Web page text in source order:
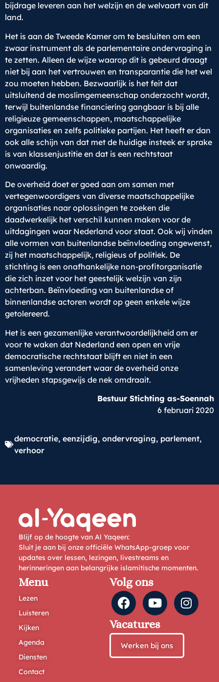
bijdrage leveren aan het welzijn en de welvaart van dit
land.
Het is aan de Tweede Kamer om te besluiten om een
zwaar instrument als de parlementaire ondervraging in
te zetten. Alleen de wijze waarop dit is gebeurd draagt
niet bij aan het vertrouwen en transparantie die het wel
zou moeten hebben. Bezwaarlijk is het feit dat
uitsluitend de moslimgemeenschap onderzocht wordt,
terwijl buitenlandse financiering gangbaar is bij alle
religieuze gemeenschappen, maatschappelijke
organisaties en zelfs politieke partijen. Het heeft er dan
ook alle schijn van dat met de huidige insteek er sprake
is van klassenjustitie en dat is een rechtstaat
onwaardig.
De overheid doet er goed aan om samen met
vertegenwoordigers van diverse maatschappelijke
organisaties naar oplossingen te zoeken die
daadwerkelijk het verschil kunnen maken voor de
uitdagingen waar Nederland voor staat. Ook wij vinden
alle vormen van buitenlandse beïnvloeding ongewenst,
zij het maatschappelijk, religieus of politiek. De
stichting is een onafhankelijke non-profitorganisatie
die zich inzet voor het geestelijk welzijn van zijn
achterban. Beïnvloeding van buitenlandse of
binnenlandse actoren wordt op geen enkele wijze
getolereerd.
Het is een gezamenlijke verantwoordelijkheid om er
voor te waken dat Nederland een open en vrije
democratische rechtstaat blijft en niet in een
samenleving verandert waar de overheid onze
vrijheden stapsgewijs de nek omdraait.
Bestuur Stichting as-Soennah
6 februari 2020
democratie, eenzijdig, ondervraging, parlement,
verhoor
Blijf op de hoogte van Al Yaqeen:
Sluit je aan bij onze officiële WhatsApp-groep voor
updates over lessen, lezingen, livestreams en
herinneringen aan belangrijke islamitische momenten.
Menu
Lezen
Luisteren
Kijken
Agenda
Diensten
Contact
Volg ons
Vacatures
Werken bij ons